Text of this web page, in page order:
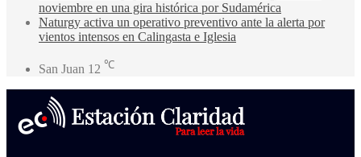
noviembre en una gira histórica por Sudamérica
Naturgy activa un operativo preventivo ante la alerta por
vientos intensos en Calingasta e Iglesia
San Juan 12 ℃